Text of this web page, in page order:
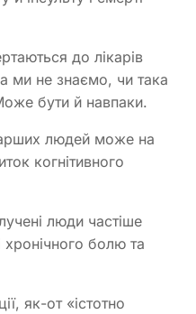
до лікарів
ми не знаємо, чи така
бути й навпаки.
людей може на
когнітивного
люди частіше
хронічного болю та
як-от «істотно